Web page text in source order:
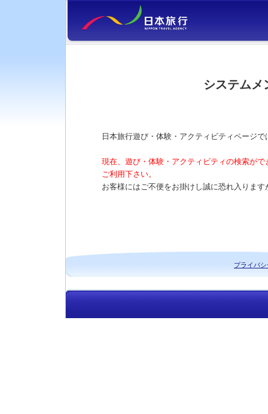
システムメ
日本旅行遊び・体験・アクティビティページ
現在、遊び・体験・アクティビティの検索が
ご利用下さい。
お客様にはご不便をお掛けし誠に恐れ入りま
プライバ